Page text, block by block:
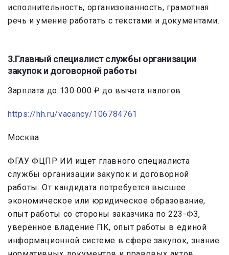
исполнительность, организованность, грамотная
речь и умение работать с текстами и документами.
3.Главный специалист службы организации
закупок и договорной работы
Зарплата до 130 000 ₽ до вычета налогов
https://hh.ru/vacancy/106784761
Москва
ФГАУ ФЦПР ИИ ищет главного специалиста
службы организации закупок и договорной
работы. От кандидата потребуется высшее
экономическое или юридическое образование,
опыт работы со стороны заказчика по 223-ФЗ,
уверенное владение ПК, опыт работы в единой
информационной системе в сфере закупок, знание